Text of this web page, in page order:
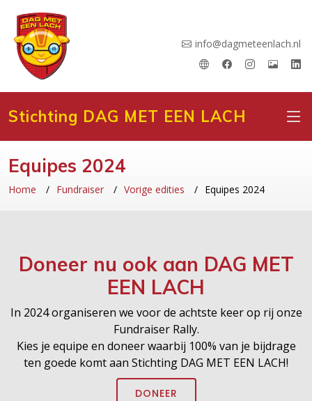
info@dagmeteenlach.nl
Stichting DAG MET EEN LACH
Equipes 2024
Home Fundraiser Vorige edities Equipes 2024
Doneer nu ook aan DAG MET
EEN LACH
In 2024 organiseren we voor de achtste keer op rij onze
Fundraiser Rally.
Kies je equipe en doneer waarbij 100% van je bijdrage
ten goede komt aan Stichting DAG MET EEN LACH!
DONEER